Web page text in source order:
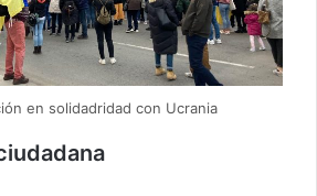
en solidadridad con Ucrania